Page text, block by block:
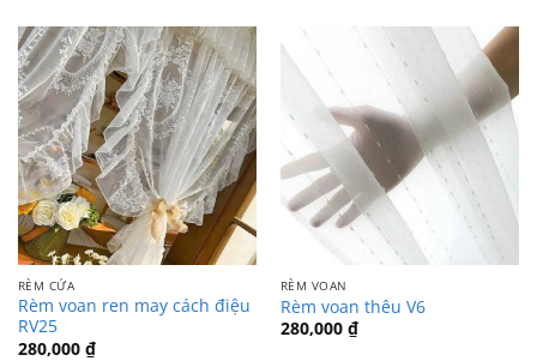
RÈM CỬA
Rèm voan ren may cách điệu
RV25
280,000 ₫
RÈM VOAN
Rèm voan thêu V6
280,000 ₫